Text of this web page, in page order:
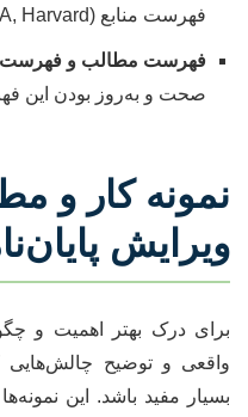
فهرست منابع (APA, MLA, Harvard و…).
فهرست مطالب و فهرست
صحت و به‌روز بودن این
نمونه کار و
ویرایش
برای درک بهتر اهمیت و
واقعی و توضیح چالش‌هایی
بسیار مفید باشد. این